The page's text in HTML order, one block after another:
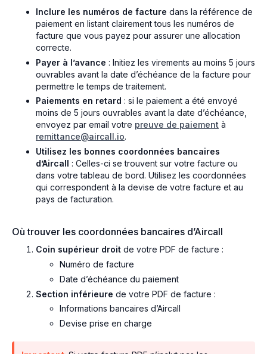
Inclure les numéros de facture dans la référence de
paiement en listant clairement tous les numéros de
facture que vous payez pour assurer une allocation
correcte.
Payer à l’avance : Initiez les virements au moins 5 jours
ouvrables avant la date d’échéance de la facture pour
permettre le temps de traitement.
Paiements en retard : si le paiement a été envoyé
moins de 5 jours ouvrables avant la date d’échéance,
envoyez par email votre preuve de paiement à
remittance@aircall.io.
Utilisez les bonnes coordonnées bancaires
d’Aircall : Celles-ci se trouvent sur votre facture ou
dans votre tableau de bord. Utilisez les coordonnées
qui correspondent à la devise de votre facture et au
pays de facturation.
Où trouver les coordonnées bancaires d’Aircall
Coin supérieur droit de votre PDF de facture :
Numéro de facture
Date d’échéance du paiement
Section inférieure de votre PDF de facture :
Informations bancaires d’Aircall
Devise prise en charge